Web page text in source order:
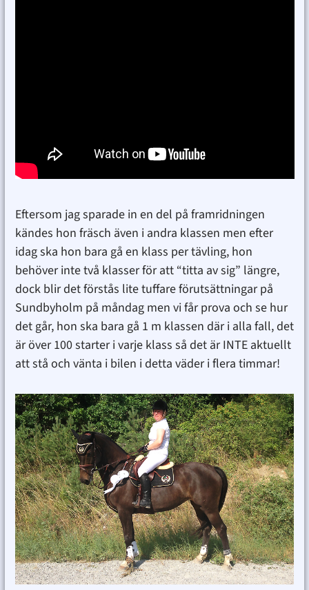
Eftersom jag sparade in en del på framridningen
kändes hon fräsch även i andra klassen men efter
idag ska hon bara gå en klass per tävling, hon
behöver inte två klasser för att “titta av sig” längre,
dock blir det förstås lite tuffare förutsättningar på
Sundbyholm på måndag men vi får prova och se hur
det går, hon ska bara gå 1 m klassen där i alla fall, det
är över 100 starter i varje klass så det är INTE aktuellt
att stå och vänta i bilen i detta väder i flera timmar!